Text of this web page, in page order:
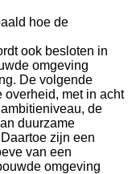
hoe de
ook besloten in
omgeving
De volgende
overheid, met in acht
de
duurzame
zijn een
van een
omgeving